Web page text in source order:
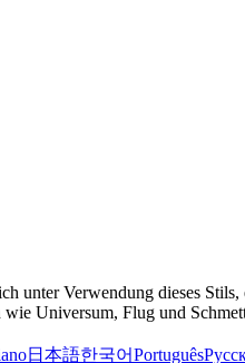
unter Verwendung dieses
Universum, Flug und
日本語한국어Português